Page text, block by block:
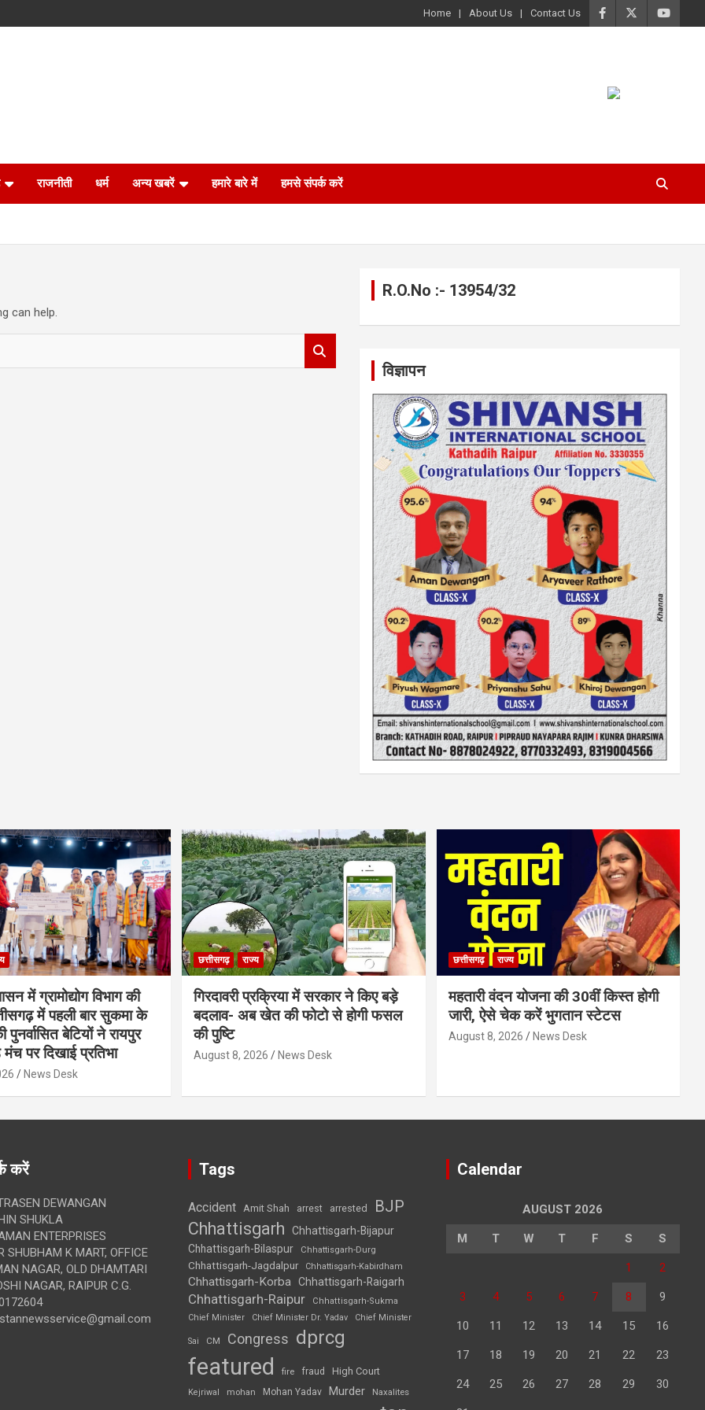
Home About Us Contact Us
राजनीती धर्म अन्य खबरें हमारे बारे में हमसे संपर्क करें
can help.
R.O.No :- 13954/32
विज्ञापन
में ग्रामोद्योग विभाग की
में पहली बार सुकमा के
पुनर्वासित बेटियों ने रायपुर
पर दिखाई प्रतिभा
News Desk
छत्तीसगढ़ राज्य
गिरदावरी प्रक्रिया में सरकार ने किए बड़े
बदलाव- अब खेत की फोटो से होगी फसल
की पुष्टि
August 8, 2026 News Desk
छत्तीसगढ़ राज्य
महतारी वंदन योजना की 30वीं किस्त होगी
जारी, ऐसे चेक करें भुगतान स्टेटस
August 8, 2026 News Desk
करें
DEWANGAN
SHUKLA
ENTERPRISES
SHUBHAM K MART, OFFICE
NAGAR, OLD DHAMTARI
NAGAR, RAIPUR C.G.
Tags
Accident Amit Shah arrest arrested BJP
Chhattisgarh
Chhattisgarh-Bijapur
Chhattisgarh-Bilaspur
Chhattisgarh-Durg
Chhattisgarh-Jagdalpur Chhattisgarh-Kabirdham
Chhattisgarh-Korba Chhattisgarh-Raigarh
Chhattisgarh-Raipur
Chhattisgarh-Sukma
Chief Minister
Chief Minister Dr. Yadav Chief Minister
Sai CM Congress dprcg
featured fire fraud High Court
Kejriwal mohan Mohan Yadav Murder Naxalites
Calendar
AUGUST 2026
M T W T F S S
1 2
3 4 5 6 7 8 9
10 11 12 13 14 15 16
17 18 19 20 21 22 23
24 25 26 27 28 29 30